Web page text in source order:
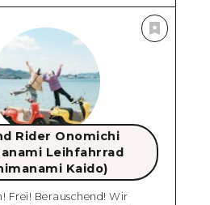
Rider Onomichi
Leihfahrrad
Kaido)
Frei! Berauschend! Wir